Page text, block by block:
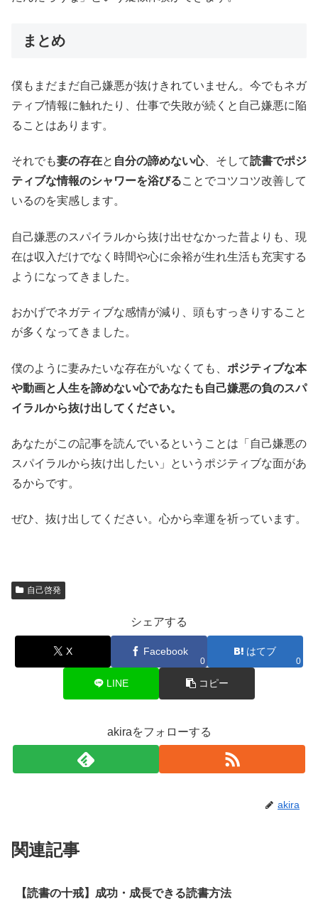
まとめ
僕もまだまだ自己嫌悪が抜けきれていません。今でもネガ
ティブ情報に触れたり、仕事で失敗が続くと自己嫌悪に陥
ることはあります。
それでも妻の存在と 自分の諦めない心、そして読書でポジ
ティブな情報のシャワーを浴びることでコツコツ改善して
いるのを実感します。
自己嫌悪のスパイラルから抜け出せなかった昔よりも、現
在は収入だけでなく時間や心に余裕が生れ生活も充実する
ようになってきました。
おかげでネガティブな感情が減り、頭もすっきりすること
が多くなってきました。
僕のように妻みたいな存在がいなくても、 ポジティブな本
や動画と人生を諦めない心であなたも自己嫌悪の負のスパ
イラルから抜け出してください。
あなたがこの記事を読んでいるということは「自己嫌悪の
スパイラルから抜け出したい」というポジティブな面があ
るからです。
ぜひ、抜け出してください。心から幸運を祈っています。
自己啓発
シェアする
X Facebook
0
はてブ
0
LINE コピー
akiraをフォローする
akira
関連記事
【読書の十戒】成功・成長できる読書方法